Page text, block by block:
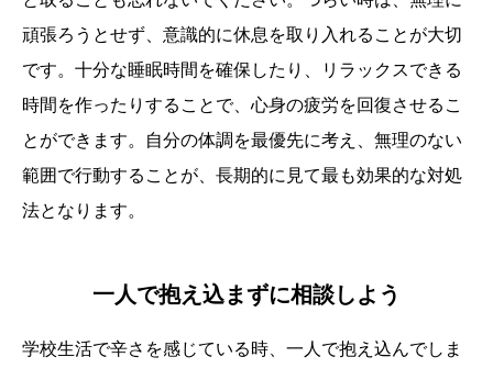
頑張ろうとせず、意識的に休息を取り入れることが大切
です。十分な睡眠時間を確保したり、リラックスできる
時間を作ったりすることで、心身の疲労を回復させるこ
とができます。自分の体調を最優先に考え、無理のない
範囲で行動することが、長期的に見て最も効果的な対処
法となります。
一人で抱え込まずに相談しよう
学校生活で辛さを感じている時、一人で抱え込んでしま